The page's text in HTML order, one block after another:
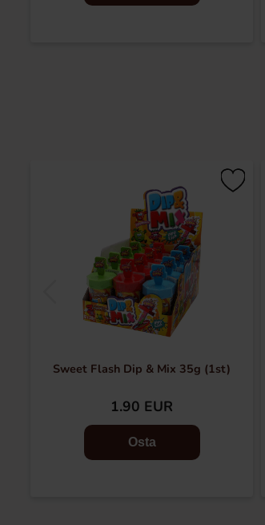
Sweet Flash Dip & Mix 35g (1st)
1.90 EUR
Osta